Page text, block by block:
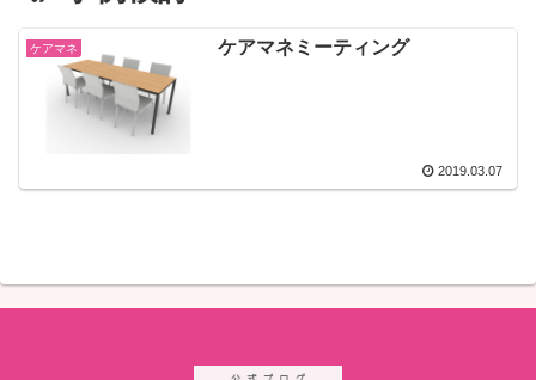
ケアマネ ケアマネミーティング
2019.03.07